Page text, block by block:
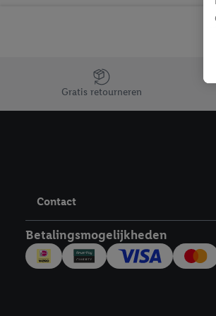
Jouw voordelen bij ons als Lidl webshop
Gratis retourneren
Contact
Betalingsmogelijkheden